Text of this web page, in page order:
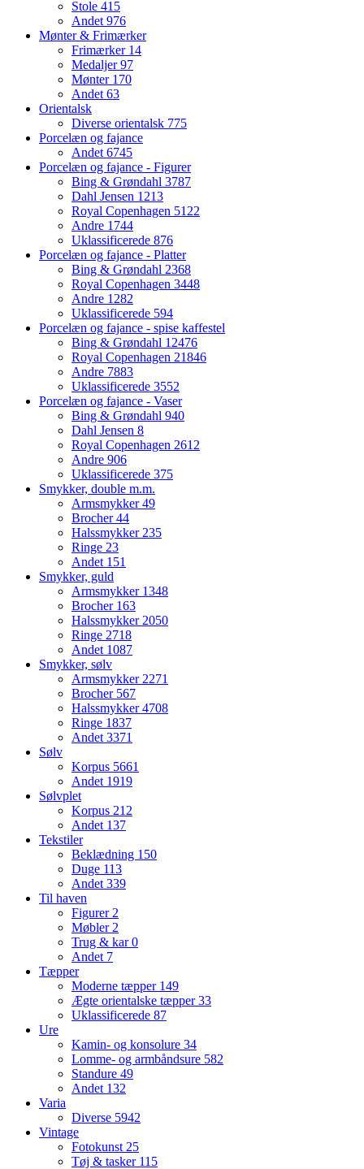
Stole 415
Andet 976
Mønter & Frimærker
Frimærker 14
Medaljer97
Mønter 170
Andet 63
Orientalsk
Diverse orientalsk 775
Porcelæn og fajance
Andet 6745
Porcelæn og fajance - Figurer
Bing & Grøndahl 3787
Dahl Jensen 1213
Royal Copenhagen 5122
Andre 1744
Uklassificerede 876
Porcelæn og fajance - Platter
Bing & Grøndahl 2368
Royal Copenhagen 3448
Andre 1282
Uklassificerede 594
Porcelæn og fajance - spise kaffestel
Bing & Grøndahl 12476
Royal Copenhagen 21846
Andre 7883
Uklassificerede 3552
Porcelæn og fajance - Vaser
Bing & Grøndahl 940
Dahl Jensen 8
Royal Copenhagen 2612
Andre 906
Uklassificerede 375
Smykker, double m.m.
Armsmykker49
Brocher44
Halssmykker 235
Ringe 23
Andet 151
Smykker, guld
Armsmykker 1348
Brocher 163
Halssmykker 2050
Ringe 2718
Andet 1087
Smykker, sølv
Armsmykker 2271
Brocher 567
Halssmykker4708
Ringe 1837
Andet 3371
Sølv
Korpus 5661
Andet 1919
Sølvplet
Korpus 212
Andet 137
Tekstiler
Beklædning 150
Duge 113
Andet 339
Til haven
Figurer 2
Møbler 2
Trug & kar0
Andet 7
Tæpper
Moderne tæpper 149
Ægte orientalske tæpper33
Uklassificerede 87
Ure
Kamin- og konsolure 34
Lomme- og armbåndsure 582
Standure 49
Andet 132
Varia
Diverse 5942
Vintage
Fotokunst 25
Tøj & tasker 115